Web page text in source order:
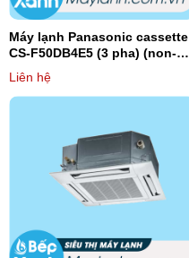
Máy lạnh Panasonic cassette
CS-F50DB4E5 (3 pha) (non-
inverter)
Liên hệ